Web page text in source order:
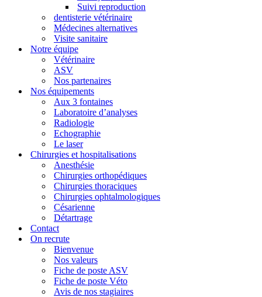
Suivi reproduction
dentisterie vétérinaire
Médecines alternatives
Visite sanitaire
Notre équipe
Vétérinaire
ASV
Nos partenaires
Nos équipements
Aux 3 fontaines
Laboratoire d’analyses
Radiologie
Echographie
Le laser
Chirurgies et hospitalisations
Anesthésie
Chirurgies orthopédiques
Chirurgies thoraciques
Chirurgies ophtalmologiques
Césarienne
Détartrage
Contact
On recrute
Bienvenue
Nos valeurs
Fiche de poste ASV
Fiche de poste Véto
Avis de nos stagiaires